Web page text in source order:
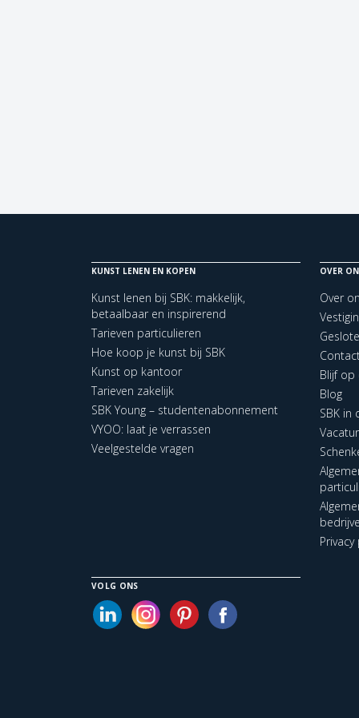
KUNST LENEN EN KOPEN
Kunst lenen bij SBK: makkelijk,
betaalbaar en inspirerend
Tarieven particulieren
Hoe koop je kunst bij SBK
Kunst op kantoor
Tarieven zakelijk
SBK Young – studentenabonnement
VYOO: laat je verrassen
Veelgestelde vragen
OVER
Over
Blijf op
Blog
SBK in
VOLG ONS